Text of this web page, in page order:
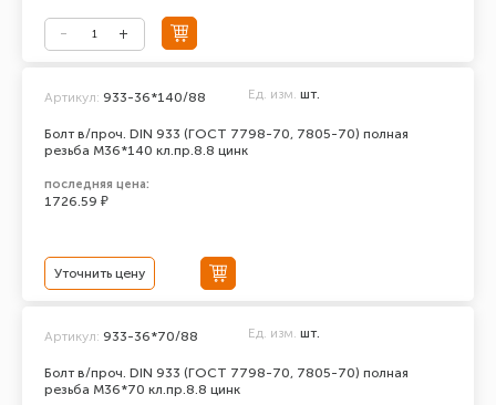
Болт в/проч. DIN 933 (ГОСТ 7798-70, 7805-70) полная
резьба М36*140 кл.пр.8.8 цинк
Артикул: 933-36*140/88 Ед. изм. шт.
последняя цена:
1726.59 ₽
Уточнить цену
Болт в/проч. DIN 933 (ГОСТ 7798-70, 7805-70) полная
резьба М36*70 кл.пр.8.8 цинк
Артикул: 933-36*70/88 Ед. изм. шт.